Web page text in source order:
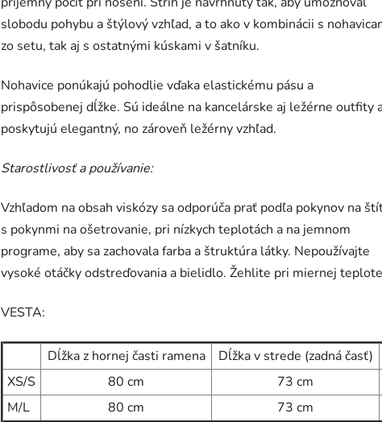
slobodu pohybu a štýlový vzhľad, a to ako v kombinácii s
zo setu, tak aj s ostatnými kúskami v šatníku.
Nohavice ponúkajú pohodlie vďaka elastickému pásu a
prispôsobenej dĺžke. Sú ideálne na kancelárske aj ležérne outfity
poskytujú elegantný, no zároveň ležérny vzhľad.
Starostlivosť a používanie:
Vzhľadom na obsah viskózy sa odporúča prať podľa pokynov na
s pokynmi na ošetrovanie, pri nízkych teplotách a na jemnom
programe, aby sa zachovala farba a štruktúra látky. Nepoužívajte
vysoké otáčky odstreďovania a bielidlo. Žehlite pri miernej
VESTA:
Dĺžka z hornej časti ramena Dĺžka v strede (zadná časť)
XS/S
80 cm 73 cm
M/L
80 cm 73 cm